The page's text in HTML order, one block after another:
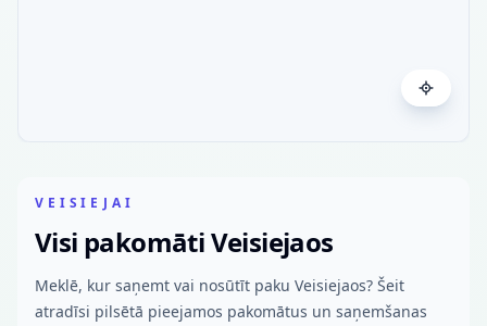
VEISIEJAI
Visi pakomāti Veisiejaos
Meklē, kur saņemt vai nosūtīt paku Veisiejaos? Šeit
atradīsi pilsētā pieejamos pakomātus un saņemšanas